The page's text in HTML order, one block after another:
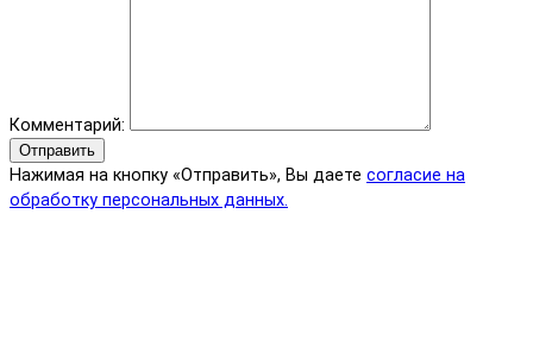
Комментарий:
Отправить
Нажимая на кнопку «Отправить», Вы даете согласие на
обработку персональных данных.